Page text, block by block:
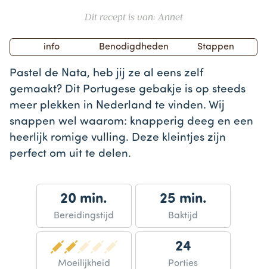
Dit recept is van: Annet
info Benodigdheden Stappen
Pastel de Nata, heb jij ze al eens zelf
gemaakt? Dit Portugese gebakje is op steeds
meer plekken in Nederland te vinden. Wij
snappen wel waarom: knapperig deeg en een
heerlijk romige vulling. Deze kleintjes zijn
perfect om uit te delen.
20 min.
Bereidingstijd
25 min.
Baktijd
Moeilijkheid
24
Porties